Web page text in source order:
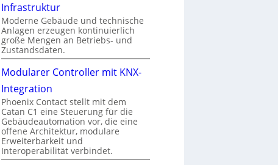
Infrastruktur
Moderne Gebäude und technische
Anlagen erzeugen kontinuierlich
große Mengen an Betriebs- und
Zustandsdaten.
Modularer Controller mit KNX-
Integration
Phoenix Contact stellt mit dem
Catan C1 eine Steuerung für die
Gebäudeautomation vor, die eine
offene Architektur, modulare
Erweiterbarkeit und
Interoperabilität verbindet.